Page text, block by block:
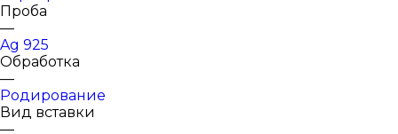
Проба
—
Ag 925
Обработка
—
Родирование
Вид вставки
—